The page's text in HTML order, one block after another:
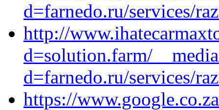
d=farnedo.ru/services/
http://
d=solution.farm/
d=farnedo.ru/services/
https://